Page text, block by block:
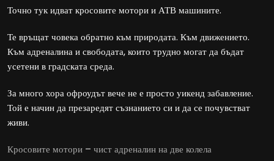
Точно тук идват кросовите мотори и АТВ машините.
Те връщат човека обратно към природата. Към движението.
Към адреналина и свободата, които трудно могат да бъдат
усетени в градската среда.
За много хора офроудът вече не е просто уикенд забавление.
Той е начин да презаредят съзнанието си и да се почувстват
живи.
Кросовите мотори – чист адреналин на две колела